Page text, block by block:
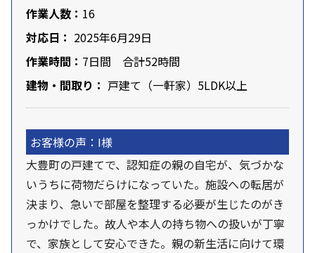
作業人数： 16
対応日： 2025年6月29日
作業時間： 7日間 合計52時間
建物・間取り： 戸建て（一軒家）5LDK以上
お客様の声：I様
大豊町の戸建てで、認知症の親の自宅が、気づかな
いうちに荷物だらけになっていた。施設への転居が
決まり、急いで部屋を整理する必要が生じたのがき
っかけでした。故人や本人の持ち物への扱いが丁寧
で、家族として安心できた。親の新生活に向けて環